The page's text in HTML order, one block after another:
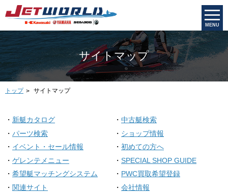
MENU
サイトマップ
トップ サイトマップ
新艇カタログ
中古艇検索
パーツ検索
ショップ情報
イベント・セール情報
初めての方へ
ゲレンテメニュー
SPECIAL SHOP GUIDE
希望艇マッチングシステム
PWC買取希望登録
関連サイト
会社情報